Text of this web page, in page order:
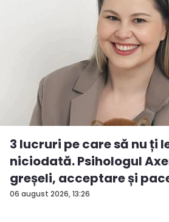
06 august 2026, 13:26
3 lucruri pe care să nu ți
niciodată. Psihologul
greșeli, acceptare și